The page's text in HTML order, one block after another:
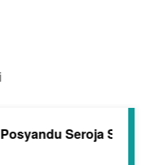
Seroja Sungai Raya